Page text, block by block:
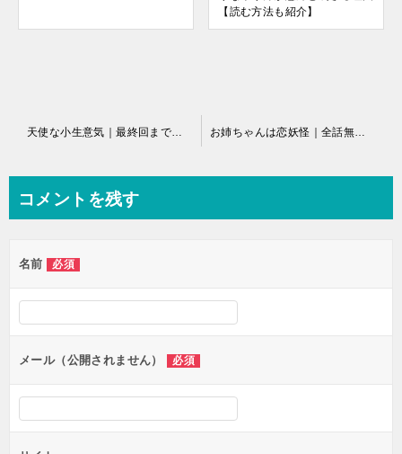
【読む方法も紹介】
ビ
ー
シ
ョ
ン
天使な小生意気｜最終回まで全巻無料で読める公式マンガアプリ！サンデーうぇぶり お姉ちゃんは恋妖怪｜全話無料で読める公式マンガアプリ！
コメントを残す
名前 必須
メール（公開されません） 必須